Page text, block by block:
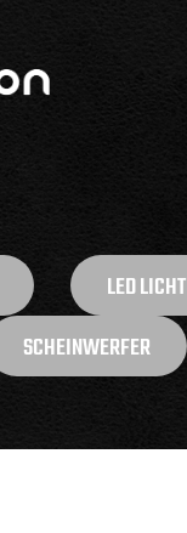
LED LICHT
SCHEINWERFER